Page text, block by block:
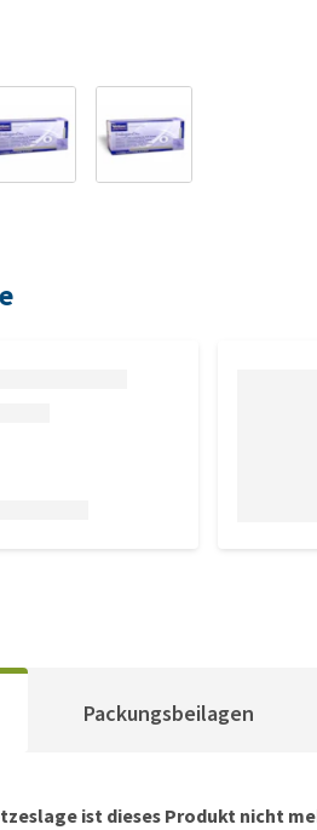
ist dieses Produkt nicht
Packungsbeilagen